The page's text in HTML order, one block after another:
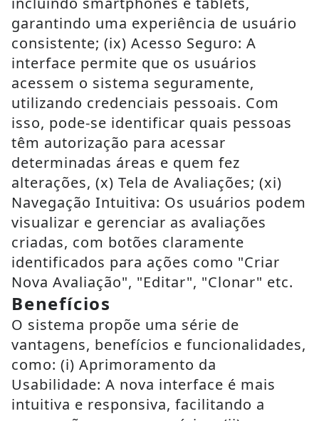
garantindo uma experiência de usuário
consistente; (ix) Acesso Seguro: A
interface permite que os usuários
acessem o sistema seguramente,
utilizando credenciais pessoais. Com
isso, pode-se identificar quais pessoas
têm autorização para acessar
determinadas áreas e quem fez
alterações, (x) Tela de Avaliações; (xi)
Navegação Intuitiva: Os usuários podem
visualizar e gerenciar as avaliações
criadas, com botões claramente
identificados para ações como "Criar
Nova Avaliação", "Editar", "Clonar" etc.
Benefícios
O sistema propõe uma série de
vantagens, benefícios e funcionalidades,
como: (i) Aprimoramento da
Usabilidade: A nova interface é mais
intuitiva e responsiva, facilitando a